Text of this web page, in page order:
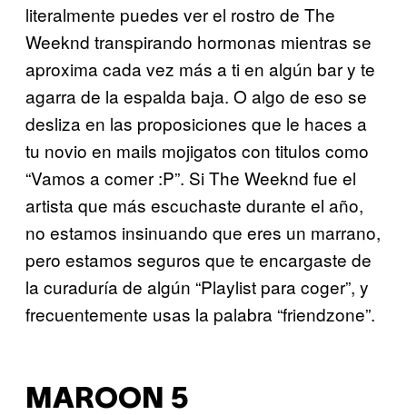
literalmente puedes ver el rostro de The
Weeknd transpirando hormonas mientras se
aproxima cada vez más a ti en algún bar y te
agarra de la espalda baja. O algo de eso se
desliza en las proposiciones que le haces a
tu novio en mails mojigatos con titulos como
“Vamos a comer :P”. Si The Weeknd fue el
artista que más escuchaste durante el año,
no estamos insinuando que eres un marrano,
pero estamos seguros que te encargaste de
la curaduría de algún “Playlist para coger”, y
frecuentemente usas la palabra “friendzone”.
MAROON 5